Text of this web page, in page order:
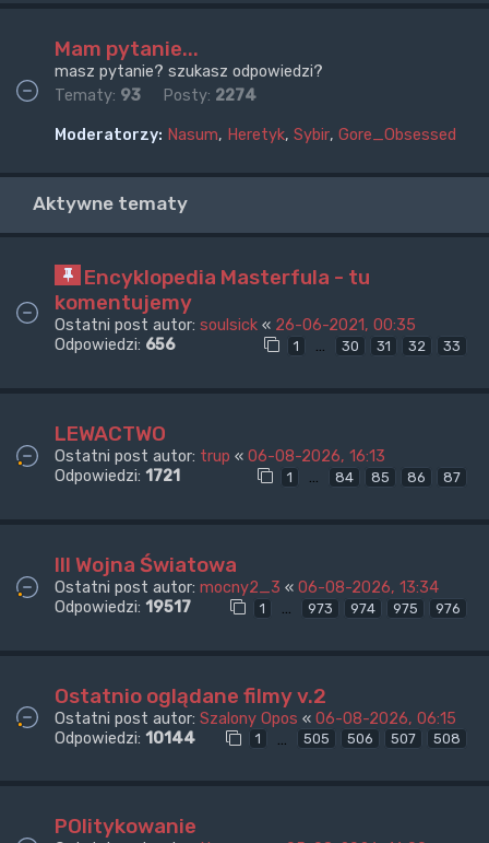
Mam pytanie...
masz pytanie? szukasz odpowiedzi?
Tematy: 93 Posty: 2274
Moderatorzy: Nasum, Heretyk, Sybir, Gore_Obsessed
Aktywne tematy
Encyklopedia Masterfula - tu
komentujemy
Ostatni post autor: soulsick « 26-06-2021, 00:35
Odpowiedzi: 656 1 … 30 31 32 33
LEWACTWO
Ostatni post autor: trup « 06-08-2026, 16:13
Odpowiedzi: 1721 1 … 84 85 86 87
III Wojna Światowa
Ostatni post autor: mocny2_3 « 06-08-2026, 13:34
Odpowiedzi: 19517 1 … 973 974 975 976
Ostatnio oglądane filmy v.2
Ostatni post autor: Szalony Opos « 06-08-2026, 06:15
Odpowiedzi: 10144 1 … 505 506 507 508
POlitykowanie